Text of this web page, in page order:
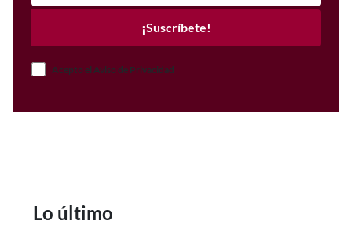
¡Suscríbete!
Acepto el Aviso de Privacidad
Lo último